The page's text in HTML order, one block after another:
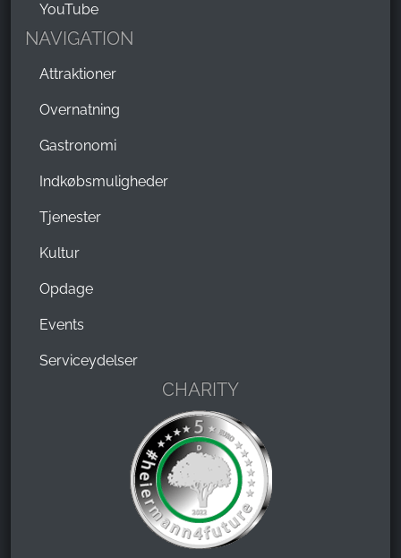
YouTube
NAVIGATION
Attraktioner
Overnatning
Gastronomi
Indkøbsmuligheder
Tjenester
Kultur
Opdage
Events
Serviceydelser
CHARITY